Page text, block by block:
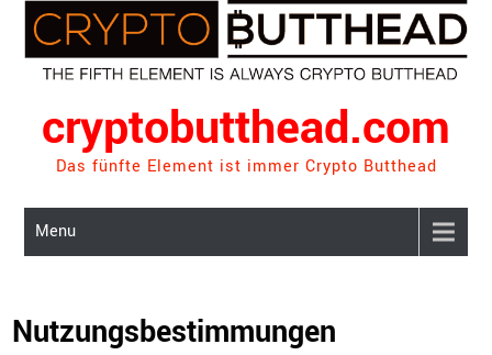
content
cryptobutthead.com
Das fünfte Element ist immer Crypto Butthead
Menu
Nutzungsbestimmungen